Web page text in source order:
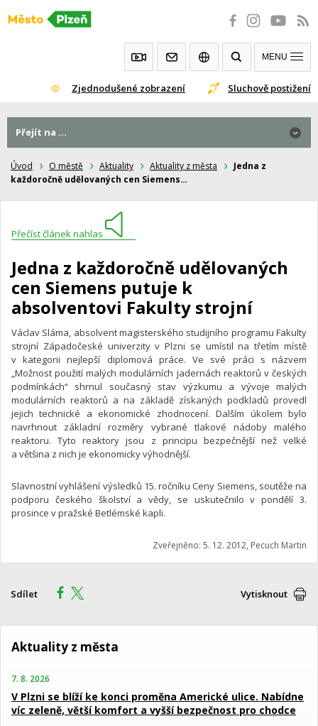
Přeskočit
Zjednodušené zobrazení Sluchově postižení
MENU
Úvod O městě Aktuality Aktuality z města
Jedna z
každoročně udělovaných cen Siemens…
Přečíst článek nahlas
Jedna z každoročně udělovaných
cen Siemens putuje k
absolventovi Fakulty strojní
Václav Sláma, absolvent magisterského studijního programu Fakulty
strojní Západočeské univerzity v Plzni se umístil na třetím místě
v kategorii nejlepší diplomová práce. Ve své práci s názvem
„Možnost použití malých modulárních jadernách reaktorů v českých
podmínkách“ shrnul současný stav výzkumu a vývoje malých
modulárních reaktorů a na základě získaných podkladů provedl
jejich technické a ekonomické zhodnocení. Dalším úkolem bylo
navrhnout základní rozměry vybrané tlakové nádoby malého
reaktoru. Tyto reaktory jsou z principu bezpečnější než velké
a většina z nich je ekonomicky výhodnější.
Slavnostní vyhlášení výsledků 15. ročníku Ceny Siemens, soutěže na
podporu českého školství a vědy, se uskutečnilo v pondělí 3.
prosince v pražské Betlémské kapli.
Zveřejněno: 5. 12. 2012, Pecuch Martin
Sdílet Vytisknout
Přejít na ...
Aktuality z města
7. 8. 2026
V Plzni se blíží ke konci proměna Americké ulice. Nabídne
víc zeleně, větší komfort a vyšší bezpečnost pro chodce